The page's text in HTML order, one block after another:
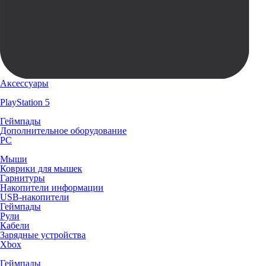
Аксессуары
PlayStation 5
Геймпады
Дополнительное оборудование
PC
Мыши
Коврики для мышек
Гарнитуры
Накопители информации
USB-накопители
Геймпады
Рули
Кабели
Зарядные устройства
Xbox
Геймпады